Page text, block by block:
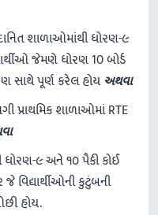
શાળાઓમાંથી ધોરણ-૯
જેમણે ધોરણ 10 બોર્ડ
સાથે પૂર્ણ કરેલ હોયઅથવા
પ્રાથમિક શાળાઓમાં RTE
ધોરણ-૯ અને ૧૦ પૈકી કોઈ
વિદ્યાર્થીઓની કુટુંબની
હોય.